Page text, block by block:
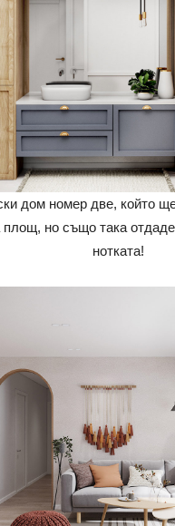
дом номер две, който
площ, но също така
нотката!